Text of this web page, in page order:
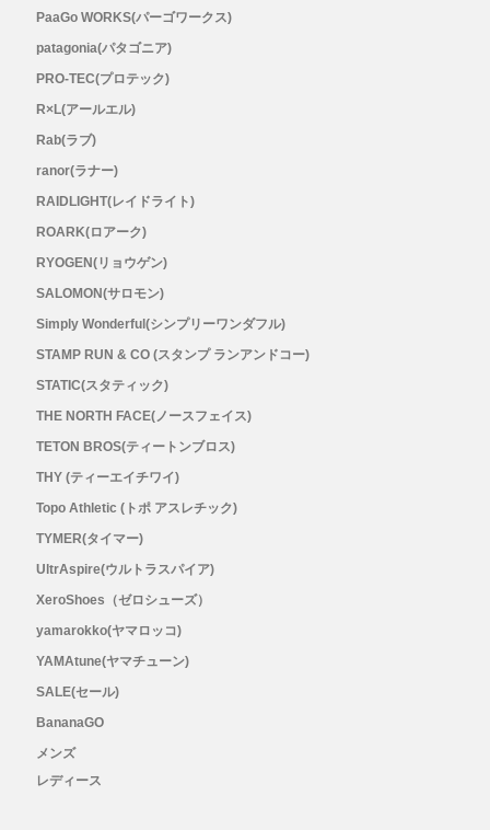
UltrAspire(ウルトラスパイア)
yamarokko(ヤマロッコ)
YAMAtune(ヤマチューン)
SALE(セール)
BananaGO
PaaGo WORKS(パーゴワークス)
patagonia(パタゴニア)
PRO-TEC(プロテック)
R×L(アールエル)
Rab(ラブ)
ranor(ラナー)
RAIDLIGHT(レイドライト)
ROARK(ロアーク)
RYOGEN(リョウゲン)
SALOMON(サロモン)
Simply Wonderful(シンプリーワンダフル)
STAMP RUN & CO (スタンプ ランアンドコー)
STATIC(スタティック)
THE NORTH FACE(ノースフェイス)
TETON BROS(ティートンブロス)
THY (ティーエイチワイ)
Topo Athletic (トポ アスレチック)
TYMER(タイマー)
UltrAspire(ウルトラスパイア)
XeroShoes（ゼロシューズ）
yamarokko(ヤマロッコ)
YAMAtune(ヤマチューン)
SALE(セール)
BananaGO
メンズ
レディース